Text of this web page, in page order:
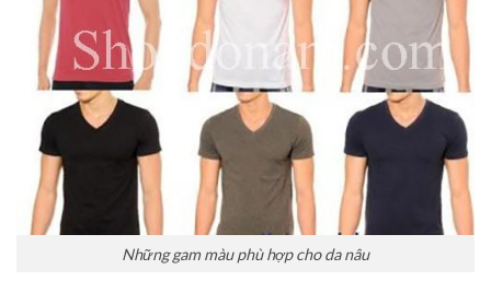
Những gam màu phù hợp cho da nâu